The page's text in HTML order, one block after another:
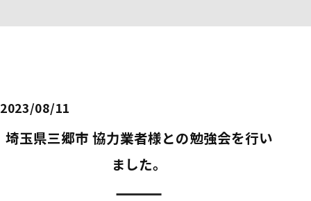
2023/08/11
埼玉県三郷市 協力業者様との勉強会を行い
ました。